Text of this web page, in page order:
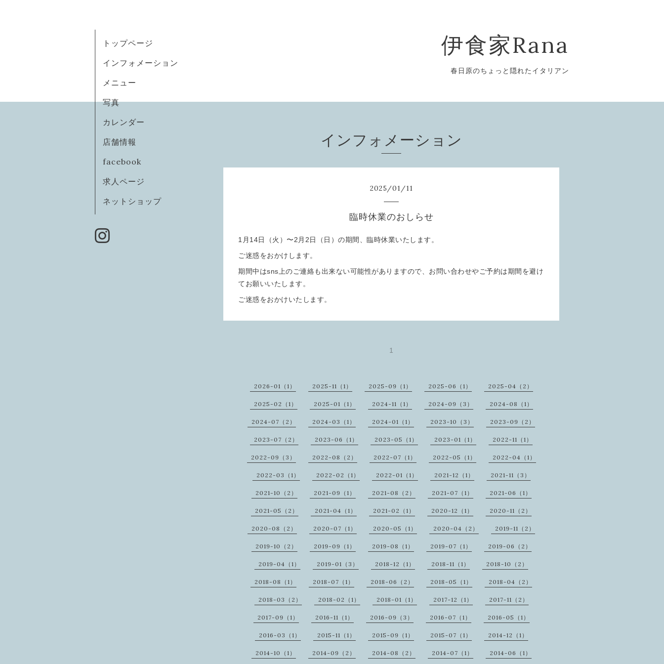
伊食家Rana
春日原のちょっと隠れたイタリアン
トップページ
インフォメーション
メニュー
写真
カレンダー
店舗情報
facebook
求人ページ
ネットショップ
インフォメーション
2025/01/11
臨時休業のおしらせ
1月14日（火）〜2月2日（日）の期間、臨時休業いたします。
ご迷惑をおかけします。
期間中はsns上のご連絡も出来ない可能性がありますので、お問い合わせやご予約は期間を避け
てお願いいたします。
ご迷惑をおかけいたします。
1
2026-01（1） 2025-11（1） 2025-09（1） 2025-06（1） 2025-04（2）
2025-02（1） 2025-01（1） 2024-11（1） 2024-09（3） 2024-08（1）
2024-07（2） 2024-03（1） 2024-01（1） 2023-10（3） 2023-09（2）
2023-07（2） 2023-06（1） 2023-05（1） 2023-01（1） 2022-11（1）
2022-09（3） 2022-08（2） 2022-07（1） 2022-05（1） 2022-04（1）
2022-03（1） 2022-02（1） 2022-01（1） 2021-12（1） 2021-11（3）
2021-10（2） 2021-09（1） 2021-08（2） 2021-07（1） 2021-06（1）
2021-05（2） 2021-04（1） 2021-02（1） 2020-12（1） 2020-11（2）
2020-08（2） 2020-07（1） 2020-05（1） 2020-04（2） 2019-11（2）
2019-10（2） 2019-09（1） 2019-08（1） 2019-07（1） 2019-06（2）
2019-04（1） 2019-01（3） 2018-12（1） 2018-11（1） 2018-10（2）
2018-08（1） 2018-07（1） 2018-06（2） 2018-05（1） 2018-04（2）
2018-03（2） 2018-02（1） 2018-01（1） 2017-12（1） 2017-11（2）
2017-09（1） 2016-11（1） 2016-09（3） 2016-07（1） 2016-05（1）
2016-03（1） 2015-11（1） 2015-09（1） 2015-07（1） 2014-12（1）
2014-10（1） 2014-09（2） 2014-08（2） 2014-07（1） 2014-06（1）